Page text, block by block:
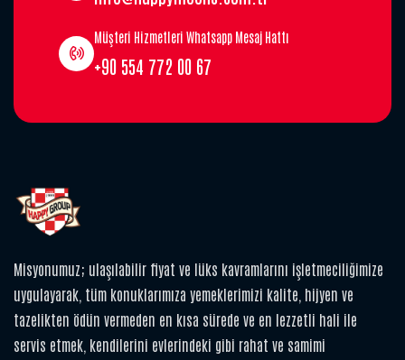
Müşteri Hizmetleri Whatsapp Mesaj Hattı
+90 554 772 00 67
Misyonumuz; ulaşılabilir fiyat ve lüks kavramlarını işletmeciliğimize
uygulayarak, tüm konuklarımıza yemeklerimizi kalite, hijyen ve
tazelikten ödün vermeden en kısa sürede ve en lezzetli hali ile
servis etmek, kendilerini evlerindeki gibi rahat ve samimi